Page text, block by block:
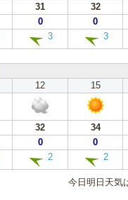
31 32
0 0
3 3
12 15
32 34
0 0
2 2
今日明日天気